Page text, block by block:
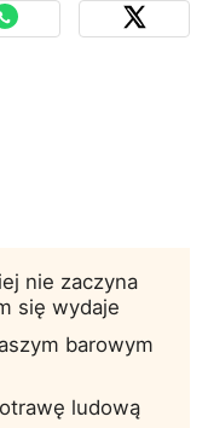
nie zaczyna
się wydaje
barowym
ludową